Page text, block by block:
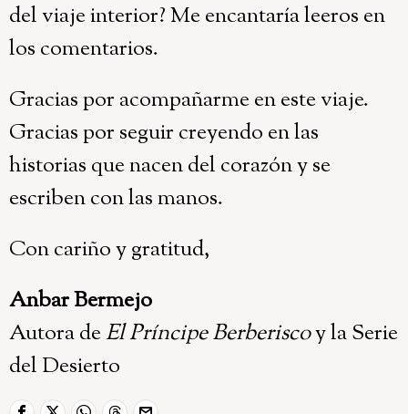
del viaje interior? Me encantaría leeros en
los comentarios.
Gracias por acompañarme en este viaje.
Gracias por seguir creyendo en las
historias que nacen del corazón y se
escriben con las manos.
Con cariño y gratitud,
Anbar Bermejo
Autora de El Príncipe Berberiscoy la Serie
del Desierto